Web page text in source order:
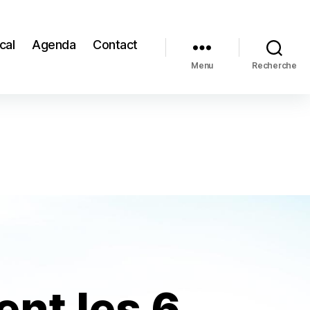
Agenda Contact
Menu Recherche